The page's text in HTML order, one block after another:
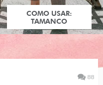
COMO USAR:
BLUSA UM OMBRO
SÓ
88